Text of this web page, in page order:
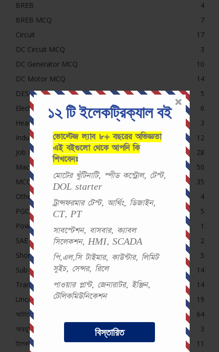
১২ টি ইলেকট্রিক্যাল বই
ভোল্টেজ ল্যাব ৮+ বছরের অভিজ্ঞতা
এই বইগুলো থেকে আপনি কি
শিখবেনঃ
মোটের খুঁটিনাটি, স্পীড কন্ট্রোল, টেস্ট,
DOL starter
ট্রান্সফরমার টেস্ট, আর্থিং, ডিজাইন,
CT, PT
সাবস্টেশন, বাসবার, ক্যাবল
সিলেকশন, HMI, SCADA
পি,এল,সি টাইমার, কাউন্টার, লিমিট
সুইচ, সেন্সর, রিলে
পাওয়ার প্লান্ট, জেনারাটর, ইঞ্জিন,
টেলিকমিউনিকেশন
বিস্তারিত
BREB
4
BREB MCQ
7
Circuit
17
DC Circuit MCQ
3
DC Generator MCQ
10
DC Motor MCQ
14
DESCO, NESCO, PDB, DPDC MCQ
5
Electrical MCQ
6
Headline
3
Induction Motor MCQ
12
Job Preparation
28
Machine
50
MCQ
35
Others Exam
4
PGCB MCQ
5
Power System
1
SAE Course Contents
2
Short Question (Pro)
5
Sub-Station
14
Transformer MCQ
14
Uncategorized
19
অটোমেশন (Pro)
64
আরডুইনো
3
ইলেকট্রনিক্স (Pro)
11